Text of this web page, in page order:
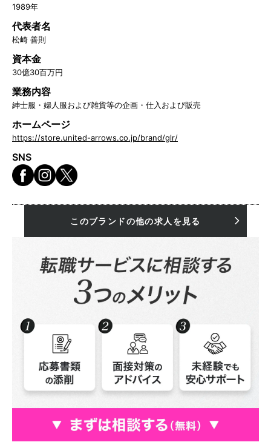
1989年
代表者名
松崎 善則
資本金
30億30百万円
業務内容
紳士服・婦人服および雑貨等の企画・仕入および販売
ホームページ
https://store.united-arrows.co.jp/brand/glr/
SNS
このブランドの他の求人を見る